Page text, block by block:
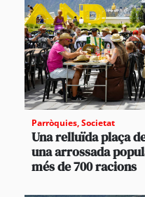
Parròquies,Societat
Una relluïda plaça
una arrossada
més de 700 racions